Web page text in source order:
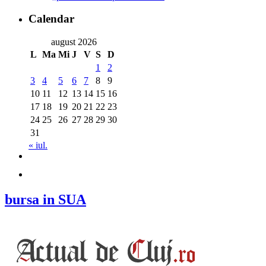
Calendar
august 2026
L Ma Mi J V S
D
1
2
3
4 5 6 7 8
9
10 11 12 13 14 15 16
17 18 19 20 21 22 23
24 25 26 27 28 29 30
31
« iul.
bursa in SUA